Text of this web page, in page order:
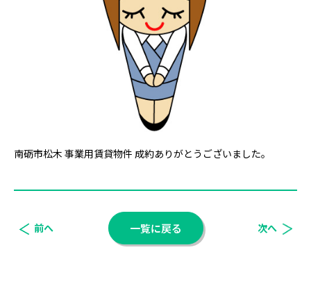
南砺市松木 事業用賃貸物件 成約ありがとうございました。
前へ 一覧に戻る 次へ